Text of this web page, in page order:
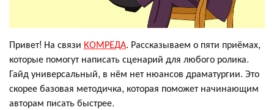
Привет! На связи КОМРЕДА. Рассказываем о пяти приёмах,
которые помогут написать сценарий для любого ролика.
Гайд универсальный, в нём нет нюансов драматургии. Это
скорее базовая методичка, которая поможет начинающим
авторам писать быстрее.